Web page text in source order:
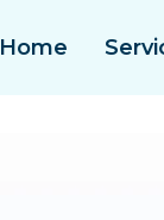
Home